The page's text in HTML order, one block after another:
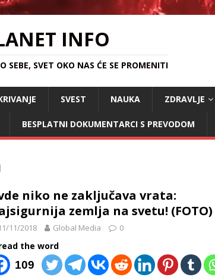
INFO
SEBE, SVET OKO NAS ĆE SE PROMENITI
SVEST NAUKA ZDRAVLJE
BESPLATNI DOKUMENTARCI S PREVODOM
niko ne zaključava vrata:
zemlja na svetu! (FOTO)
11/2018 Global Media 0
the word
109